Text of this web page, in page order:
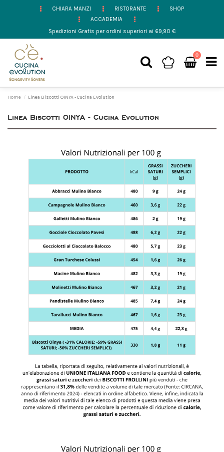
CHIARA MANZI RISTORANTE
SHOP
ACCADEMIA
Spedizioni Gratis per ordini superiori ai 69,90 €
0
Home Linea Biscotti OINYA - Cucina Evolution
Linea Biscotti OINYA - Cucina Evolution